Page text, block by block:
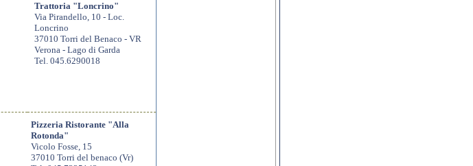
Trattoria "Loncrino"
Via Pirandello, 10 - Loc.
Loncrino
37010 Torri del Benaco - VR
Verona - Lago di Garda
Tel. 045.6290018
Pizzeria Ristorante "Alla
Rotonda"
Vicolo Fosse, 15
37010 Torri del benaco (Vr)